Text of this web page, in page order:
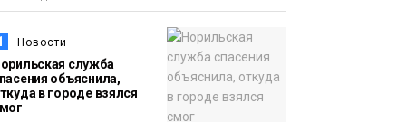
августа
Ленинский проспект
частично закроют в
связи с Днём
рождения «Башни»
Новости
служба
объяснила,
в городе взялся